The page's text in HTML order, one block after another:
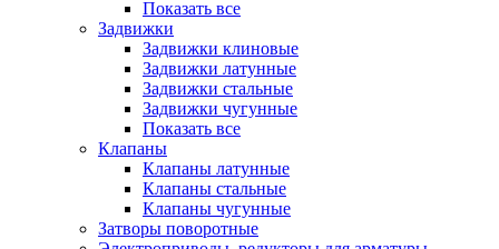
Показать все
Задвижки
Задвижки клиновые
Задвижки латунные
Задвижки стальные
Задвижки чугунные
Показать все
Клапаны
Клапаны латунные
Клапаны стальные
Клапаны чугунные
Затворы поворотные